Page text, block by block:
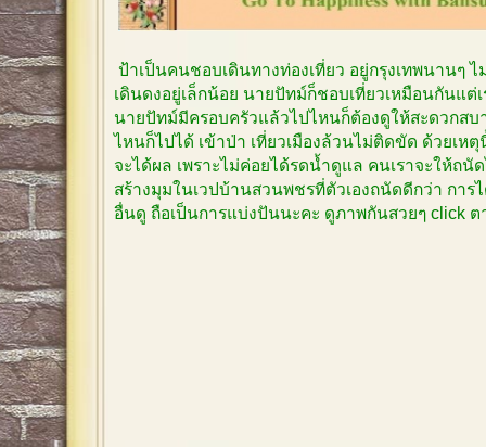
ป้าเป็นคนชอบเดินทางท่องเที่ยว อยู่กรุงเทพนานๆ
เดินดงอยู่เล็กน้อย นายปัทม์ก็ชอบเที่ยวเหมือนกันแต่
นายปัทม์มีครอบครัวแล้วไปไหนก็ต้องดูให้สะดวกส
ไหนก็ไปได้ เข้าป่า เที่ยวเมืองล้วนไม่ติดขัด ด้วยเห
จะได้ผล เพราะไม่ค่อยได้รดน้ำดูแล คนเราจะให้ถนั
สร้างมุมในเวปบ้านสวนพชรที่ตัวเองถนัดดีกว่า การ
อื่นดู ถือเป็นการแบ่งปันนะคะ ดูภาพกันสวยๆ click ต